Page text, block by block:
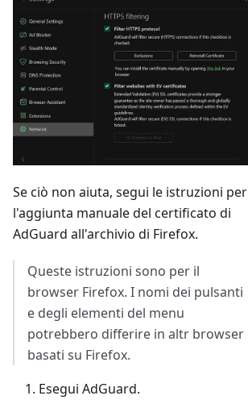
Se ciò non aiuta, segui le istruzioni per
l'aggiunta manuale del certificato di
AdGuard all'archivio di Firefox.
Queste istruzioni sono per il
browser Firefox. I nomi dei pulsanti
e degli elementi del menu
potrebbero differire in altr browser
basati su Firefox.
Esegui AdGuard.